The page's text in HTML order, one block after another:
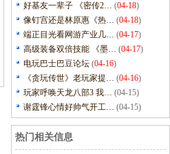
好基友一辈子 《密传2… (04-18)
像钉宫还是林原惠《热… (04-18)
端正目光看网游产业几… (04-17)
高级装备双倍技能 《墨… (04-17)
电玩巴士巴豆论坛 (04-16)
《贪玩传世》老玩家提… (04-16)
玩家呼唤天龙八部3 我… (04-15)
谢霆锋心情好帅气开工… (04-15)
热门相关信息